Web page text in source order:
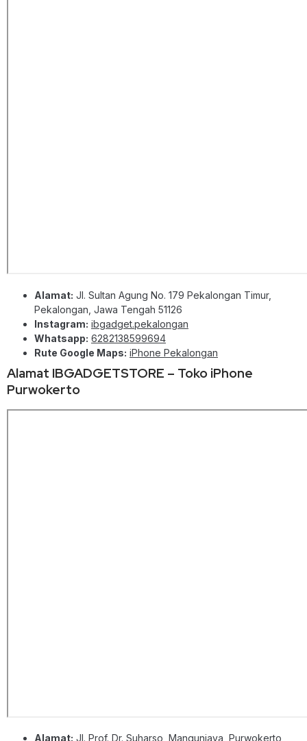
Alamat: Jl. Sultan Agung No. 179 Pekalongan Timur,
Pekalongan, Jawa Tengah 51126
Instagram: ibgadget.pekalongan
Whatsapp: 6282138599694
Rute Google Maps: iPhone Pekalongan
Alamat IBGADGETSTORE – Toko iPhone
Purwokerto
Alamat: Jl. Prof. Dr. Suharso, Mangunjaya, Purwokerto